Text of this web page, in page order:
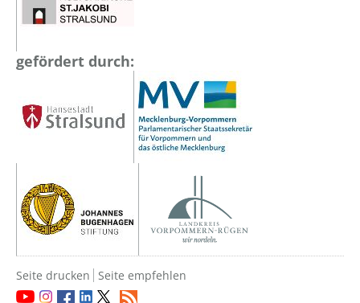
gefördert durch:
Seite drucken Seite empfehlen